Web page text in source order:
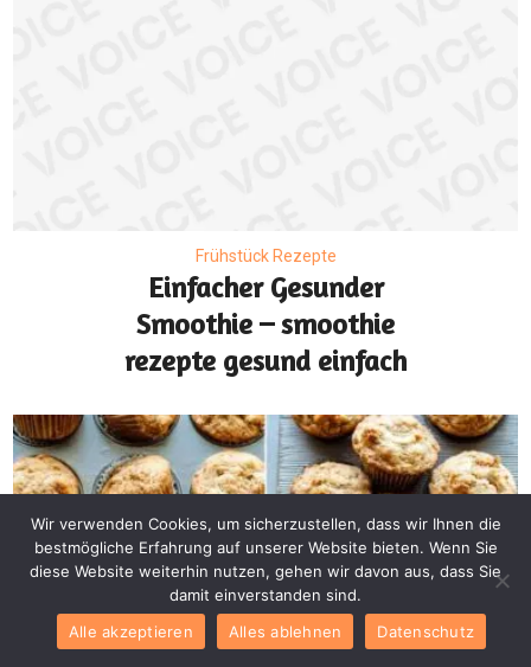
Frühstück Rezepte
Einfacher Gesunder
Smoothie – smoothie
rezepte gesund einfach
Wir verwenden Cookies, um sicherzustellen, dass wir Ihnen die
bestmögliche Erfahrung auf unserer Website bieten. Wenn Sie
diese Website weiterhin nutzen, gehen wir davon aus, dass Sie
damit einverstanden sind.
Alle akzeptieren
Alles ablehnen Datenschutz